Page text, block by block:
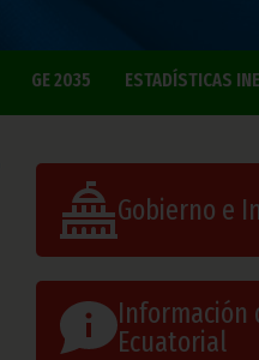
GE 2035 ESTADÍSTICAS
Gobierno e
Información
Ecuatorial